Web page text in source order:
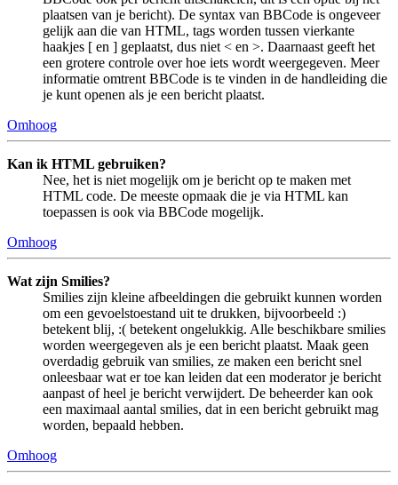
plaatsen van je bericht). De syntax van BBCode is ongeveer
gelijk aan die van HTML, tags worden tussen vierkante
haakjes [ en ] geplaatst, dus niet < en >. Daarnaast geeft het
een grotere controle over hoe iets wordt weergegeven. Meer
informatie omtrent BBCode is te vinden in de handleiding die
je kunt openen als je een bericht plaatst.
Omhoog
Kan ik HTML gebruiken?
Nee, het is niet mogelijk om je bericht op te maken met
HTML code. De meeste opmaak die je via HTML kan
toepassen is ook via BBCode mogelijk.
Omhoog
Wat zijn Smilies?
Smilies zijn kleine afbeeldingen die gebruikt kunnen worden
om een gevoelstoestand uit te drukken, bijvoorbeeld :)
betekent blij, :( betekent ongelukkig. Alle beschikbare smilies
worden weergegeven als je een bericht plaatst. Maak geen
overdadig gebruik van smilies, ze maken een bericht snel
onleesbaar wat er toe kan leiden dat een moderator je bericht
aanpast of heel je bericht verwijdert. De beheerder kan ook
een maximaal aantal smilies, dat in een bericht gebruikt mag
worden, bepaald hebben.
Omhoog